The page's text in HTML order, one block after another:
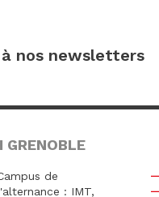
nos newsletters
GRENOBLE
de
: IMT,